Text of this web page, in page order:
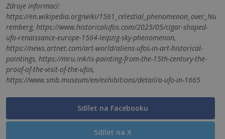
Zdroje informací:
https://en.wikipedia.org/wiki/1561_celestial_phenomenon_over_Nu
remberg, https://www.historicalufos.com/2025/05/cigar-shaped-
ufo-renaissance-europe-1564-leipzig-sky-phenomenon,
https://news.artnet.com/art-world/aliens-ufos-in-art-historical-
paintings, https://mru.ink/is-painting-from-the-15th-century-the-
proof-of-the-visit-of-the-ufos,
https://www.smb.museum/en/exhibitions/detail/a-ufo-in-1665
Sdílet na Facebooku
Sdílet na X